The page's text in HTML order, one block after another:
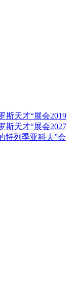
斯天才“展会2019
斯天才“展会2027
特列季亚科夫”会